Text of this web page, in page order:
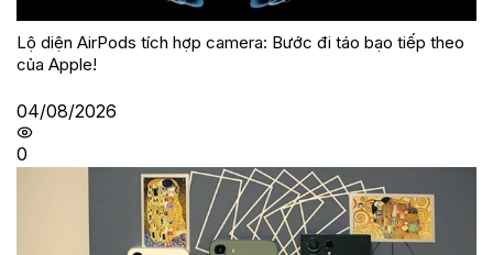
Lộ diện AirPods tích hợp camera: Bước đi táo bạo tiếp theo
của Apple!
04/08/2026
0